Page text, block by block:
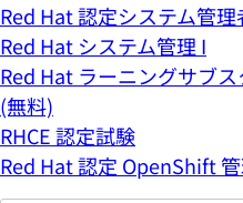
Red Hat 認定システム管
Red Hat システム管理 I
Red Hat ラーニングサブ
(無料)
RHCE 認定試験
Red Hat 認定 OpenShift